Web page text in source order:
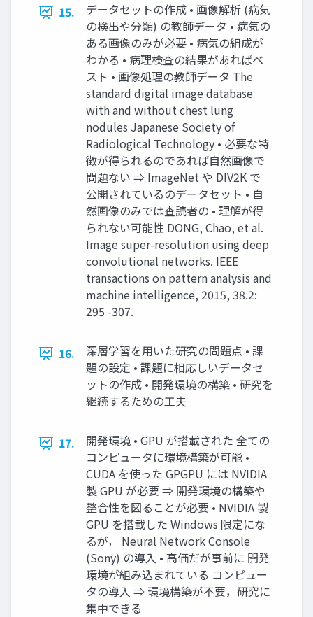
15.
データセットの作成 • 画像解析 (病気
の検出や分類) の教師データ • 病気の
ある画像のみが必要 • 病気の組成が
わかる • 病理検査の結果があればベ
スト • 画像処理の教師データ The
standard digital image database
with and without chest lung
nodules Japanese Society of
Radiological Technology • 必要な特
徴が得られるのであれば自然画像で
問題ない ⇒ ImageNet や DIV2K で
公開されているのデータセット • 自
然画像のみでは査読者の • 理解が得
られない可能性 DONG, Chao, et al.
Image super-resolution using deep
convolutional networks. IEEE
transactions on pattern analysis and
machine intelligence, 2015, 38.2:
295 -307.
16.
深層学習を用いた研究の問題点 • 課
題の設定 • 課題に相応しいデータセ
ットの作成 • 開発環境の構築 • 研究を
継続するための工夫
17.
開発環境 • GPU が搭載された 全ての
コンピュータに環境構築が可能 •
CUDA を使った GPGPU には NVIDIA
製 GPU が必要 ⇒ 開発環境の構築や
整合性を図ることが必要 • NVIDIA 製
GPU を搭載した Windows 限定にな
るが， Neural Network Console
(Sony) の導入 • 高価だが事前に 開発
環境が組み込まれている コンピュー
タの導入 ⇒ 環境構築が不要，研究に
集中できる